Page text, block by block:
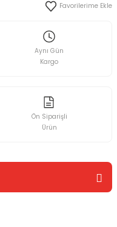
Aynı Gün
Kargo
Ön Siparişli
Ürün